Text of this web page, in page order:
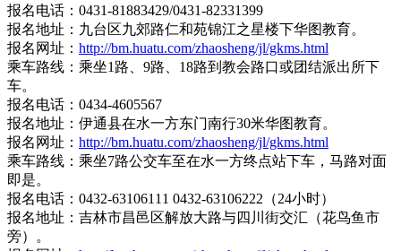
报名电话：0431-81883429/0431-82331399
报名地址：九台区九郊路仁和苑锦江之星楼下华图教育。
报名网址： http://bm.huatu.com/zhaosheng/jl/gkms.html
乘车路线：乘坐1路、9路、18路到教会路口或团结派出所下
车。
报名电话：0434-4605567
报名地址：伊通县在水一方东门南行30米华图教育。
报名网址： http://bm.huatu.com/zhaosheng/jl/gkms.html
乘车路线：乘坐7路公交车至在水一方终点站下车，马路对面
即是。
报名电话：0432-63106111 0432-63106222（24小时）
报名地址：吉林市昌邑区解放大路与四川街交汇（花鸟鱼市
旁）。